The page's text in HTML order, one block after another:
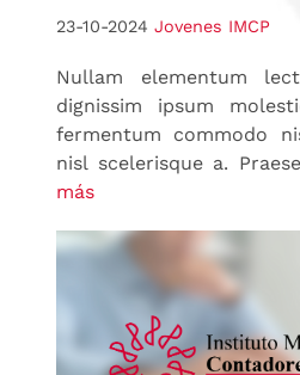
23-10-2024 Jovenes IMCP
Nullam elementum
dignissim ipsum
fermentum commodo
nisl scelerisque a.
más